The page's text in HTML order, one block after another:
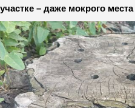
участке – даже мокрого места